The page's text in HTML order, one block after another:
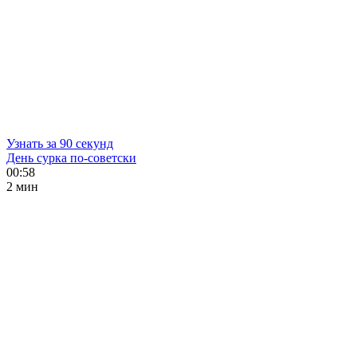
Узнать за 90 секунд
День сурка по-советски
00:58
2 мин